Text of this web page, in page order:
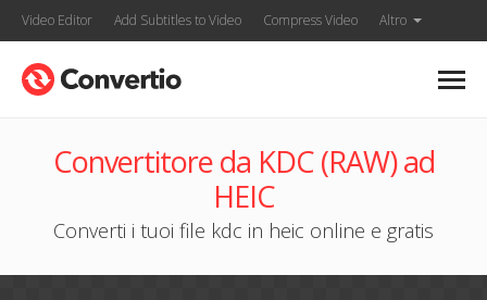
Video Editor Add Subtitles to Video Compress Video Altro
Convertitore da KDC (RAW) ad
HEIC
Converti i tuoi file kdc in heic online e gratis